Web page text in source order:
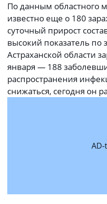
По данным областного
известно еще о 180
суточный прирост
высокий показатель по
Астраханской области
января — 188
распространения
снижаться, сегодня он
AD-